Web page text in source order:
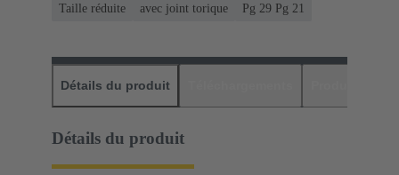
Taille réduite avec joint torique Pg 29 Pg 21
Détails du produit
Détails du produit